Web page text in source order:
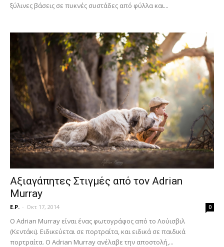
ξύλινες βάσεις σε πυκνές συστάδες από φύλλα και...
Αξιαγάπητες Στιγμές από τον Adrian
Murray
E.P. - Οκτ 17, 2014 0
Ο Adrian Murray είναι ένας φωτογράφος από το Λούισβιλ
(Κεντάκι). Ειδικεύεται σε πορτραίτα, και ειδικά σε παιδικά
πορτραίτα. Ο Adrian Murray ανέλαβε την αποστολή,...